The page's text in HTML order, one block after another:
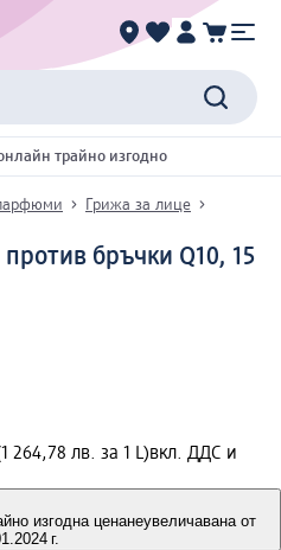
трайно изгодно
Грижа за лице
бръчки Q10, 15
264,78 лв. за 1 L)вкл. ДДС и
изгодна ценанеувеличавана от
г.